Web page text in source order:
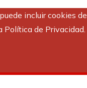
incluir cookies de
Política de Privacidad.